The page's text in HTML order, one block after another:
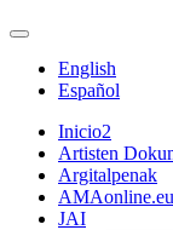
English
Español
Inicio2
Artisten
Argitalpenak
JAI